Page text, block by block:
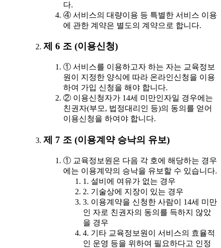
다.
④ 서비스의 대량이용 등 특별한 서비스 이용
에 관한 계약은 별도의 계약으로 합니다.
제 6 조 (이용신청)
① 서비스를 이용하고자 하는 자는 교육정보
원이 지정한 양식에 따라 온라인신청을 이용
하여 가입 신청을 해야 합니다.
② 이용신청자가 14세 미만인자일 경우에는
친권자(부모, 법정대리인 등)의 동의를 얻어
이용신청을 하여야 합니다.
제 7 조 (이용계약 승낙의 유보)
① 교육정보원은 다음 각 호에 해당하는 경우
에는 이용계약의 승낙을 유보할 수 있습니다.
1. 설비에 여유가 없는 경우
2. 기술상에 지장이 있는 경우
3. 이용계약을 신청한 사람이 14세 미만
인 자로 친권자의 동의를 득하지 않았
을 경우
4. 기타 교육정보원이 서비스의 효율적
인 운영 등을 위하여 필요하다고 인정